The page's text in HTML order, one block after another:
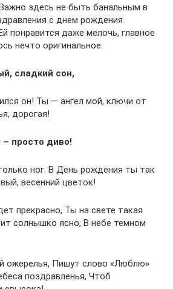
здесь не быть банальным в
с днем рождения
понравится даже мелочь, главное
нечто оригинальное.
сладкий сон,
он! Ты — ангел мой, ключи от
дорогая!
просто диво!
ног. В День рождения ты так
весенний цветок!
прекрасно, Ты на свете такая
солнышко ясно, В небе темном
ожерелья, Пишут слово «Люблю»
поздравленья, Чтоб